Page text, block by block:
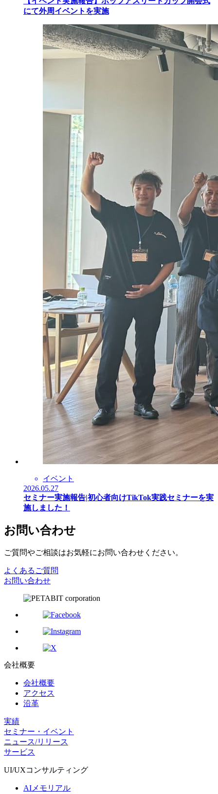
にて外周イベントを実施
イベント
2026.05.27
セミナー実施報告|初心者向けTikTok実践セミナーを実
施しました！
お問い合わせ
ご質問やご相談はお気軽にお問い合わせください。
よくあるご質問
お問い合わせ
会社概要
会社概要
アクセス
沿革
実績
セミナー・イベント
ニュース/リリース
サービス
UI/UXコンサルティング
AIメモリアル